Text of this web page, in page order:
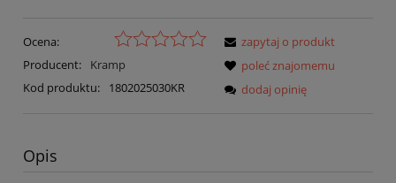
Ocena:
Producent:
Kramp
Kod produktu:
1802025030KR
zapytaj o produkt
poleć znajomemu
dodaj opinię
Opis